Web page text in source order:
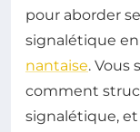
pour aborder
signalétique
nantaise. Vous
comment
signalétique,